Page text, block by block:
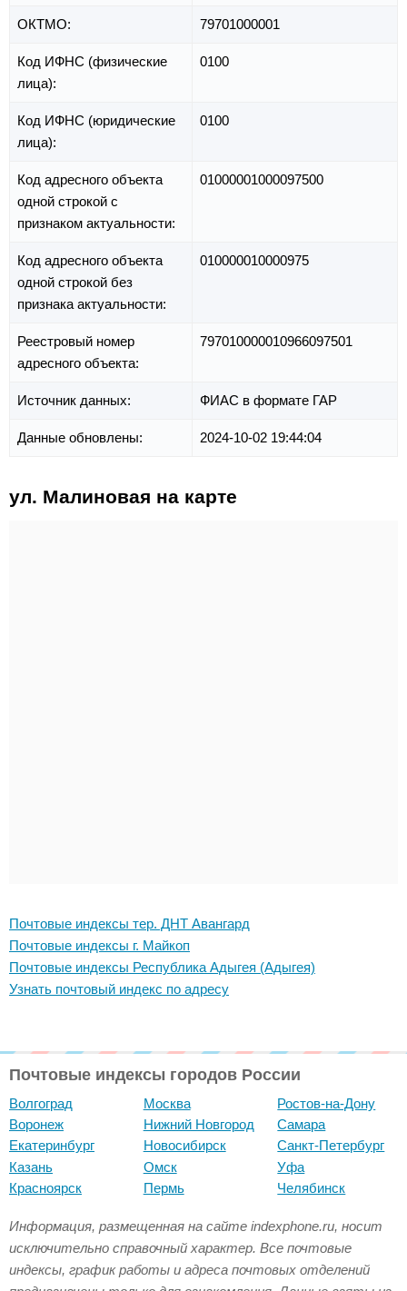
ОКТМО: 79701000001
Код ИФНС (физические
лица):
0100
Код ИФНС (юридические
лица):
0100
Код адресного объекта
одной строкой с
признаком актуальности:
01000001000097500
Код адресного объекта
одной строкой без
признака актуальности:
010000010000975
Реестровый номер
адресного объекта:
797010000010966097501
Источник данных: ФИАС в формате ГАР
Данные обновлены: 2024-10-02 19:44:04
ул. Малиновая на карте
Почтовые индексы тер. ДНТ Авангард
Почтовые индексы г. Майкоп
Почтовые индексы Республика Адыгея (Адыгея)
Узнать почтовый индекс по адресу
Почтовые индексы городов России
Волгоград
Воронеж
Екатеринбург
Казань
Красноярск
Москва
Нижний Новгород
Новосибирск
Омск
Пермь
Ростов-на-Дону
Самара
Санкт-Петербург
Уфа
Челябинск
Информация, размещенная на сайте indexphone.ru, носит
исключительно справочный характер. Все почтовые
индексы, график работы и адреса почтовых отделений